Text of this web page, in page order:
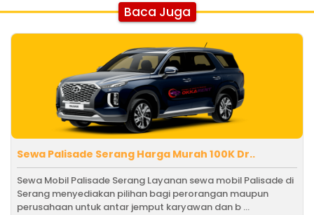
Baca Juga
Sewa Palisade Serang Harga Murah 100K Dr..
Sewa Mobil Palisade Serang Layanan sewa mobil Palisade di
Serang menyediakan pilihan bagi perorangan maupun
perusahaan untuk antar jemput karyawan dan b ...